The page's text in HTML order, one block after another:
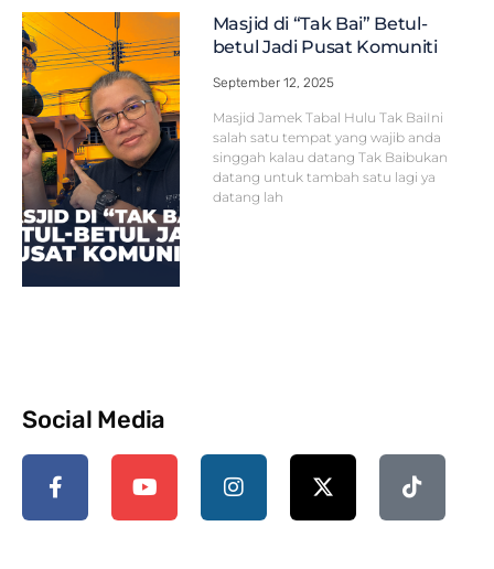
Masjid di “Tak Bai” Betul-
betul Jadi Pusat Komuniti
September 12, 2025
Masjid Jamek Tabal Hulu Tak BaiIni
salah satu tempat yang wajib anda
singgah kalau datang Tak Baibukan
datang untuk tambah satu lagi ya
datang lah
Social Media